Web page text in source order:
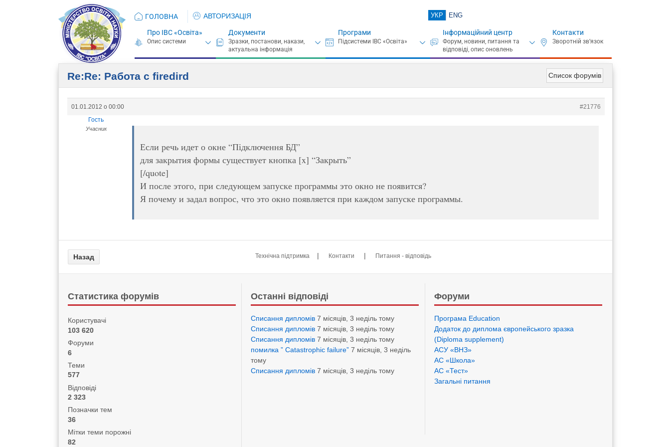
ГОЛОВНА АВТОРИЗАЦІЯ УКР ENG
Про ІВС «Освіта» Документи Програми Інформаційний центр Контакти
Список форумів
Re:Re: Работа с firedird
01.01.2012 о 00:00
#21776
Гость
Учасник
Если речь идет о окне “Підключення БД”
для закрытия формы существует кнопка [x] “Закрыть”
[/quote]
И после этого, при следующем запуске программы это окно не появится?
Я почему и задал вопрос, что это окно появляется при каждом запуске программы.
Технічна підтримка | Контакти | Питання - відповідь
Статистика форумів
Користувачі
103 620
Форуми
6
Теми
577
Відповіді
2 323
Позначки тем
36
Мітки теми порожні
82
Останні відповіді
Списання дипломів 7 місяців, 3 неділь тому
Списання дипломів 7 місяців, 3 неділь тому
Списання дипломів 7 місяців, 3 неділь тому
помилка ” Catastrophic failure” 7 місяців, 3 неділь
тому
Списання дипломів 7 місяців, 3 неділь тому
Форуми
Програма Eduсation
Додаток до диплома європейського зразка
(Diploma supplement)
АСУ «ВНЗ»
АС «Школа»
АС «Тест»
Загальні питання